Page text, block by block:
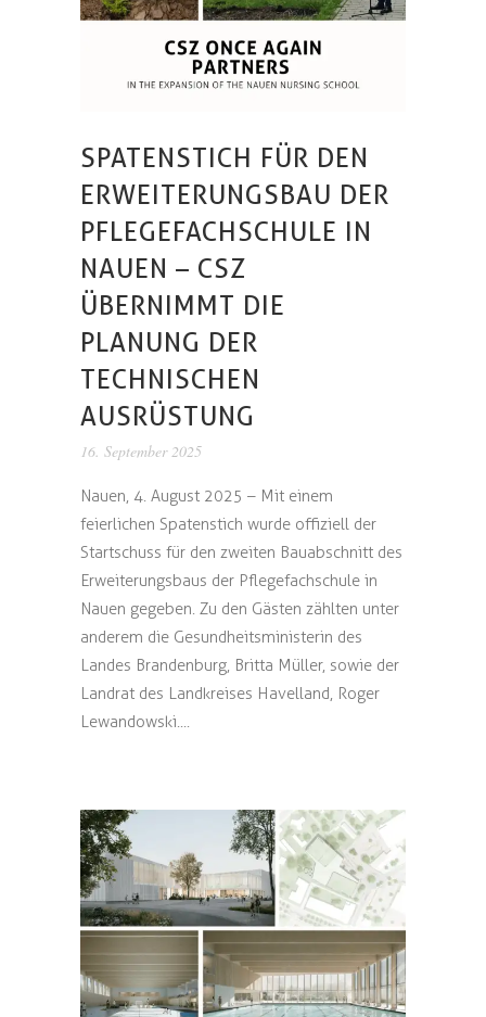
SPATENSTICH FÜR DEN
ERWEITERUNGSBAU DER
PFLEGEFACHSCHULE IN
NAUEN – CSZ
ÜBERNIMMT DIE
PLANUNG DER
TECHNISCHEN
AUSRÜSTUNG
16. September 2025
Nauen, 4. August 2025 – Mit einem
feierlichen Spatenstich wurde offiziell der
Startschuss für den zweiten Bauabschnitt des
Erweiterungsbaus der Pflegefachschule in
Nauen gegeben. Zu den Gästen zählten unter
anderem die Gesundheitsministerin des
Landes Brandenburg, Britta Müller, sowie der
Landrat des Landkreises Havelland, Roger
Lewandowski....